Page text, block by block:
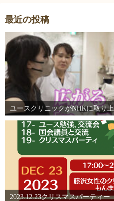
最近の投稿
ユースクリニックがNHKに取り
2023.12.23クリスマスパーティー